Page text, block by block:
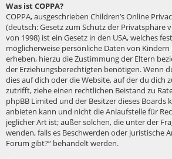
Was ist COPPA?
COPPA, ausgeschrieben Children’s Online
(deutsch: Gesetz zum Schutz der Privatsphäre
von 1998) ist ein Gesetz in den USA, welches
möglicherweise persönliche Daten von Kindern
erheben, hierzu die Zustimmung der Eltern
der Erziehungsberechtigten benötigen. Wenn
dies auf dich oder die Website, auf der du dich
zutrifft, ziehe einen rechtlichen Beistand zu
phpBB Limited und der Besitzer dieses Boards
anbieten kann und nicht die Anlaufstelle für
jeglicher Art ist; außer solchen, die unter der
wenden, falls es Beschwerden oder juristische
Forum gibt?“ behandelt werden.